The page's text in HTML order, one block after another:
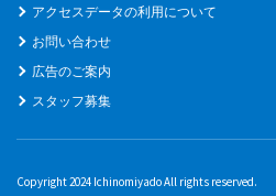
アクセスデータの利用について
お問い合わせ
広告のご案内
スタッフ募集
Copyright 2024 Ichinomiyado All rights reserved.